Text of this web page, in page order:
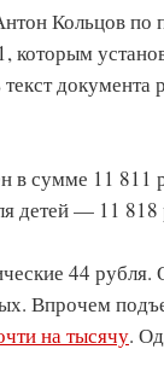
Кольцов
которым
документа
сумме 11 811
детей — 11 818
44 рубля.
Впрочем
на тысячу.